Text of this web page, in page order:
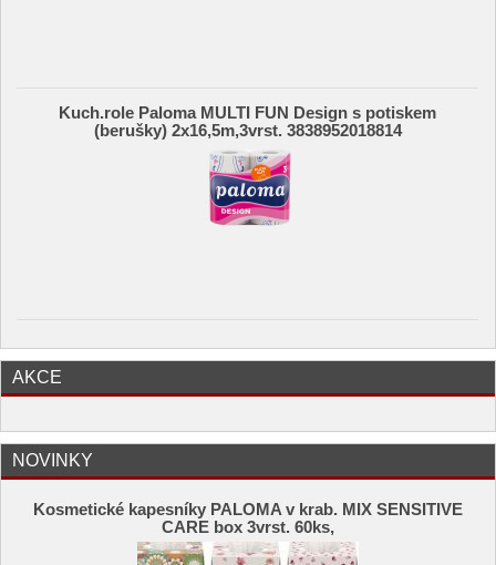
Kuch.role Paloma MULTI FUN Design s potiskem
(berušky) 2x16,5m,3vrst. 3838952018814
AKCE
NOVINKY
Kosmetické kapesníky PALOMA v krab. MIX SENSITIVE
CARE box 3vrst. 60ks,